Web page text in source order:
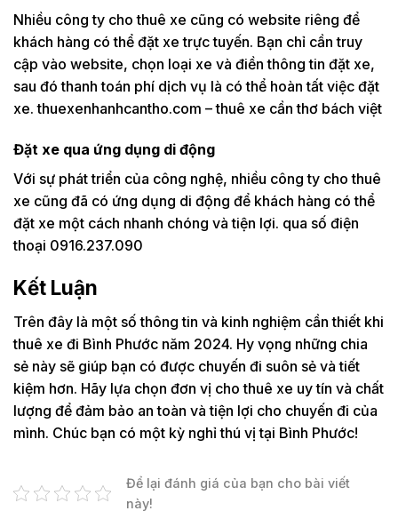
Nhiều công ty cho thuê xe cũng có website riêng để
khách hàng có thể đặt xe trực tuyến. Bạn chỉ cần truy
cập vào website, chọn loại xe và điền thông tin đặt xe,
sau đó thanh toán phí dịch vụ là có thể hoàn tất việc đặt
xe. thuexenhanhcantho.com – thuê xe cần thơ bách việt
Đặt xe qua ứng dụng di động
Với sự phát triển của công nghệ, nhiều công ty cho thuê
xe cũng đã có ứng dụng di động để khách hàng có thể
đặt xe một cách nhanh chóng và tiện lợi. qua số điện
thoại 0916.237.090
Kết Luận
Trên đây là một số thông tin và kinh nghiệm cần thiết khi
thuê xe đi Bình Phước năm 2024. Hy vọng những chia
sẻ này sẽ giúp bạn có được chuyến đi suôn sẻ và tiết
kiệm hơn. Hãy lựa chọn đơn vị cho thuê xe uy tín và chất
lượng để đảm bảo an toàn và tiện lợi cho chuyến đi của
mình. Chúc bạn có một kỳ nghỉ thú vị tại Bình Phước!
Để lại đánh giá của bạn cho bài viết
này!